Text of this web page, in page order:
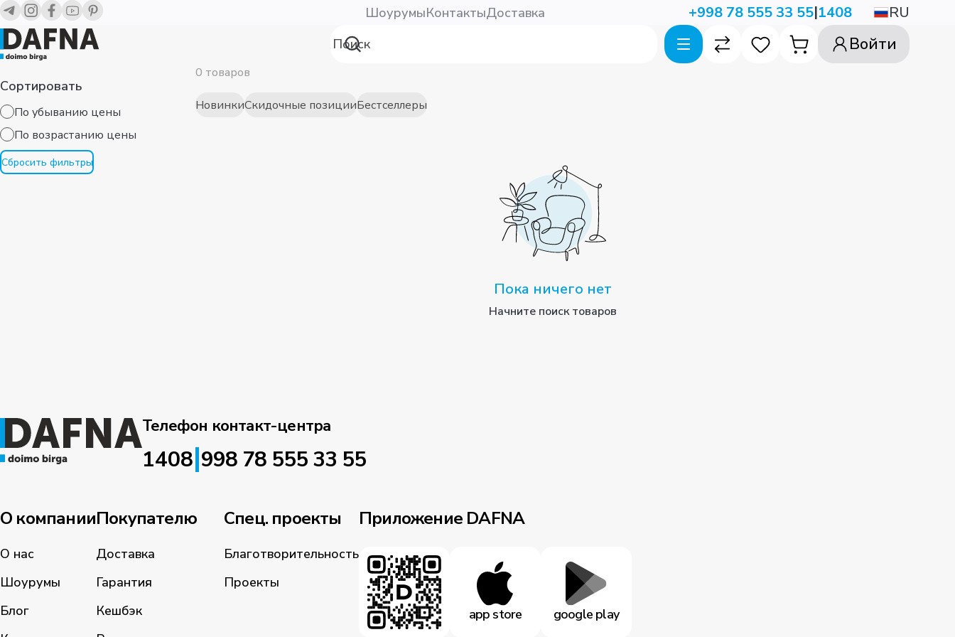
ШоурумыКонтактыДоставка +998 78 555 33 55|1408 RU
Войти
Сортировать
По убыванию цены
По возрaстанию цены
Сбросить фильтры
0 товаров
НовинкиСкидочные позицииБестселлеры
Пока ничего нет
Начните поиск товаров
Телефон контакт-центра
1408|998 78 555 33 55
О компании
О нас
Шоурумы
Блог
Покупателю
Доставка
Гарантия
Кешбэк
Спец. проекты
Благотворительность
Проекты
Приложение DAFNA
app store google play